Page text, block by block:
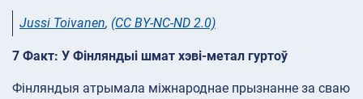
Jussi Toivanen, (CC BY-NC-ND 2.0)
7 Факт: У Фінляндыі шмат хэві-метал гуртоў
Фінляндыя атрымала міжнароднае прызнанне за сваю